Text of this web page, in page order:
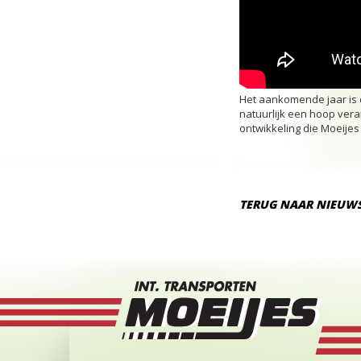
Het aankomende jaar
natuurlijk een hoop
ontwikkeling die
TERUG NAAR